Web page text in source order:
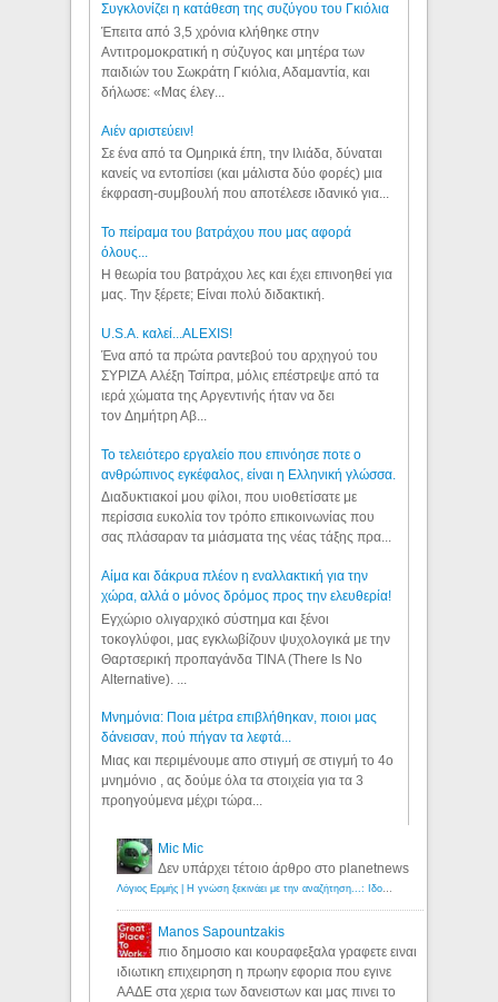
Συγκλονίζει η κατάθεση της συζύγου του Γκιόλια
Έπειτα από 3,5 χρόνια κλήθηκε στην
Αντιτρομοκρατική η σύζυγος και μητέρα των
παιδιών του Σωκράτη Γκιόλια, Αδαμαντία, και
δήλωσε: «Μας έλεγ...
Aιέν αριστεύειν!
Σε ένα από τα Ομηρικά έπη, την Ιλιάδα, δύναται
κανείς να εντοπίσει (και μάλιστα δύο φορές) μια
έκφραση-συμβουλή που αποτέλεσε ιδανικό για...
Το πείραμα του βατράχου που μας αφορά
όλους...
Η θεωρία του βατράχου λες και έχει επινοηθεί για
μας. Την ξέρετε; Είναι πολύ διδακτική.
U.S.A. καλεί...ALEXIS!
Ένα από τα πρώτα ραντεβού του αρχηγού του
ΣΥΡΙΖΑ Αλέξη Τσίπρα, μόλις επέστρεψε από τα
ιερά χώματα της Αργεντινής ήταν να δει
τον Δημήτρη Αβ...
Το τελειότερο εργαλείο που επινόησε ποτε ο
ανθρώπινος εγκέφαλος, είναι η Ελληνική γλώσσα.
Διαδυκτιακοί μου φίλοι, που υιοθετίσατε με
περίσσια ευκολία τον τρόπο επικοινωνίας που
σας πλάσαραν τα μιάσματα της νέας τάξης πρα...
Αίμα και δάκρυα πλέον η εναλλακτική για την
χώρα, αλλά ο μόνος δρόμος προς την ελευθερία!
Εγχώριο ολιγαρχικό σύστημα και ξένοι
τοκογλύφοι, μας εγκλωβίζουν ψυχολογικά με την
Θαρτσερική προπαγάνδα TINA (There Is No
Alternative). ...
Μνημόνια: Ποια μέτρα επιβλήθηκαν, ποιοι μας
δάνεισαν, πού πήγαν τα λεφτά...
Μιας και περιμένουμε απο στιγμή σε στιγμή το 4ο
μνημόνιο , ας δούμε όλα τα στοιχεία για τα 3
προηγούμενα μέχρι τώρα...
Mic Mic
Δεν υπάρχει τέτοιο άρθρο στο planetnews
Λόγιος Ερμής | Η γνώση ξεκινάει με την αναζήτηση...: Ιδού οι 18 που χρωστούν 11 δις ευρώ!
Manos Sapountzakis
πιο δημοσιο και κουραφεξαλα γραφετε ειναι
ιδιωτικη επιχειρηση η πρωην εφορια που εγινε
ΑΑΔΕ στα χερια των δανειστων και μας πινει το